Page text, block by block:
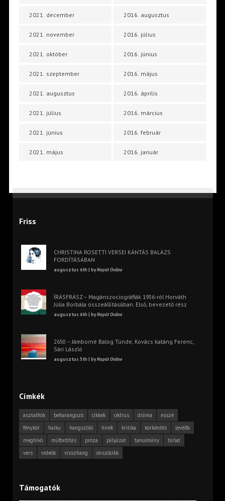
2021. december
2021. november
2021. október
2021. szeptember
2021. augusztus
2021. július
2021. június
2021. május
2016. augusztus
2016. július
2016. június
2016. május
2016. április
2016. március
2016. február
2016. január
Friss
CHRISTINA ROSETTI VERSEI KÁNTÁS BALÁZS
FORDÍTÁSÁBAN
augusztus 6th | byNapút Online
ÍRÁSFRÁSZ – Magánszociográfiák 1956-ról Horváth
Júlia Borbála összeállításában. Első, bevezető rész
augusztus 6th | byNapút Online
2650 – Jámborné Balog Tünde, Kovács katáng Ferenc,
Sári László
augusztus 5th | byNapút Online
Címkék
asztalfiók beharangozó cikkek cédrus dráma
esszé
fénykör
haiku hangszóló hírek kritika körkérdés
levélfa
meghívó
műfordítás próza pályázat tanulmány
tárlat
vers
videók visszhang önszócikk
Támogatók